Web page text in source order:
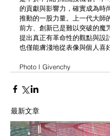
的貢獻與影響力，確實成為時
推動的一股力量。上一代大師
前方、創新已是難以突破的魔
提出真正有革命性的觀點與設
也僅能膚淺地從表像與個人喜
Photo I Givenchy
最新文章